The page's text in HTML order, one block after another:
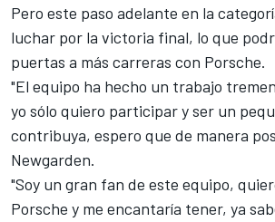
Pero este paso adelante en la
luchar por la victoria final, lo que
puertas a más carreras con Porsche.
"El equipo ha hecho un trabajo
yo sólo quiero participar y ser un
contribuya, espero que de manera
Newgarden.
"Soy un gran fan de este equipo,
Porsche y me encantaría tener, ya